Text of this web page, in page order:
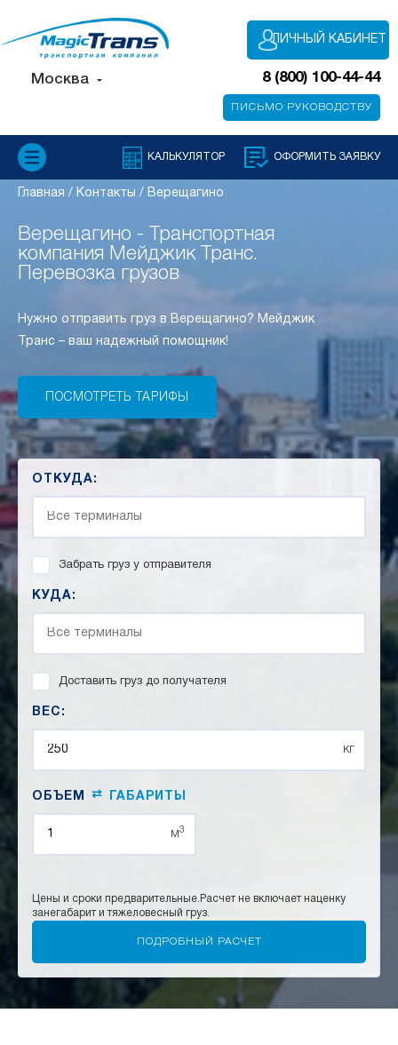
Москва 8 (800) 100-44-44
ЛИЧНЫЙ КАБИНЕТ
ПИСЬМО РУКОВОДСТВУ
КАЛЬКУЛЯТОР ОФОРМИТЬ ЗАЯВКУ
Главная / Контакты / Верещагино
Верещагино - Транспортная
компания Мейджик Транс.
Перевозка грузов
Нужно отправить груз в Верещагино? Мейджик
Транс – ваш надежный помощник!
ПОСМОТРЕТЬ ТАРИФЫ
ОТКУДА:
Забрать груз у отправителя
КУДА:
Доставить груз до получателя
ВЕС:
кг
ОБЪЕМ ⇄ ГАБАРИТЫ
м3
Цены и сроки предварительные. Расчет не включает наценку
занегабарит и тяжеловесный груз.